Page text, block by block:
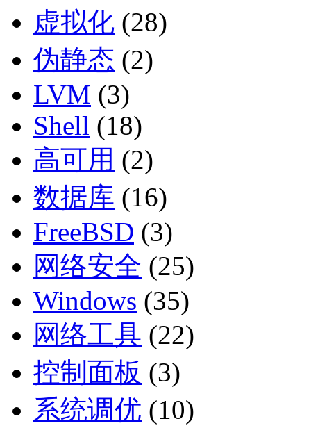
虚拟化 (28)
伪静态 (2)
LVM (3)
Shell (18)
高可用 (2)
数据库 (16)
FreeBSD (3)
网络安全 (25)
Windows (35)
网络工具 (22)
控制面板 (3)
系统调优 (10)